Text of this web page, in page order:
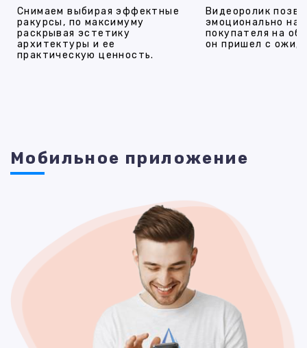
Снимаем выбирая эффектные
ракурсы, по максимуму
раскрывая эстетику
архитектуры и ее
практическую ценность.
Видеоролик
эмоционально
покупателя на
он пришел с
Мобильное приложение